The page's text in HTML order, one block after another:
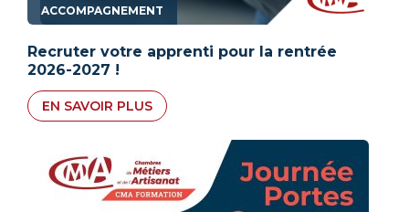
ACCOMPAGNEMENT
Recruter votre apprenti pour la rentrée
2026-2027 !
EN SAVOIR PLUS